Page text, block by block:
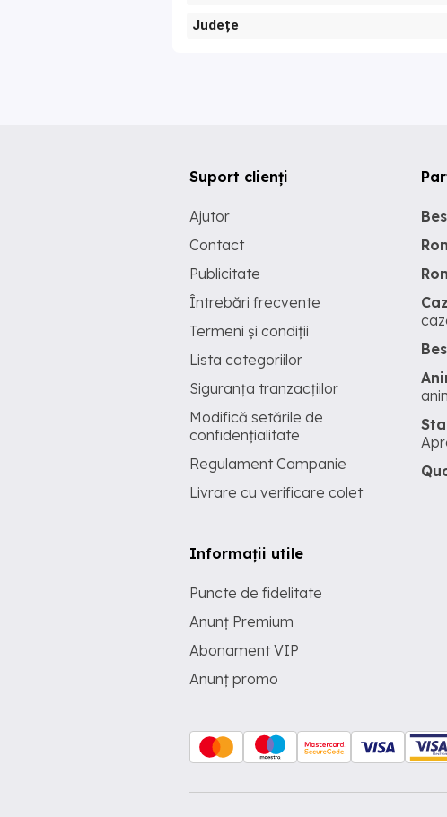
Județe
Suport clienți
Ajutor
Contact
Publicitate
Întrebări frecvente
Termeni și condiții
Lista categoriilor
Siguranța tranzacțiilor
Modifică setările de
confidențialitate
Regulament Campanie
Livrare cu verificare colet
Informații utile
Puncte de fidelitate
Anunț Premium
Abonament VIP
Anunț promo